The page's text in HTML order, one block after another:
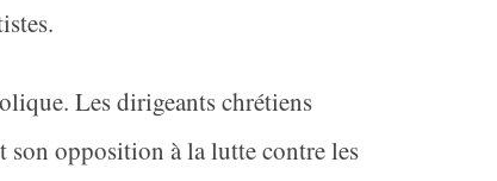
Lesdirigeants chrétiens
son opposition à la lutte contre les